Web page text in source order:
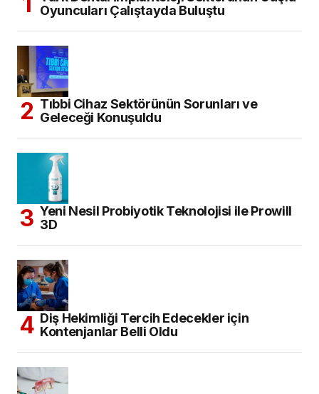
Yeni Nesil Probiyotik Teknolojisi ile Prowill
3D
Diş Hekimliği Tercih Edecekler için
Kontenjanlar Belli Oldu
Dental İmplant Pazarının, 2034 Yılına
Kadar 14,43 Milyar Dolara Ulaşması
Bekleniyor
ARŞİV